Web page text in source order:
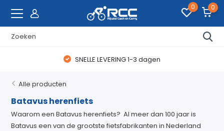
0 0
SNELLE LEVERING 1-3 dagen
Alle producten
Batavus herenfiets
Waarom een Batavus herenfiets? Al meer dan 100 jaar is
Batavus een van de grootste fietsfabrikanten in Nederland